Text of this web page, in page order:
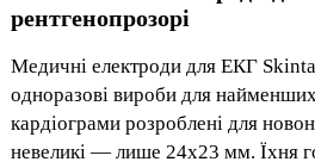
рентгенопрозорі
Медичні електроди для ЕКГ
одноразові вироби для
кардіограми розроблені для
невеликі — лише 24х23 мм. Їхня